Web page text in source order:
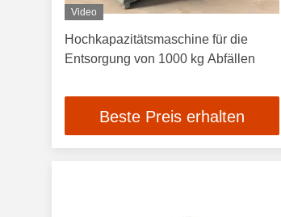
Video
Hochkapazitätsmaschine für die
Entsorgung von 1000 kg Abfällen
Beste Preis erhalten